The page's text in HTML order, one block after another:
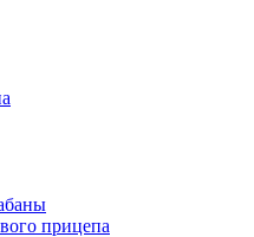
прицепа